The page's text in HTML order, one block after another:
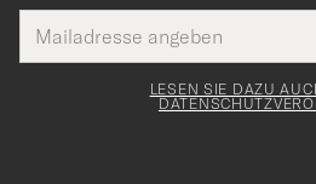
Mail
Adresse
Tack
för
LESEN SIE DAZU